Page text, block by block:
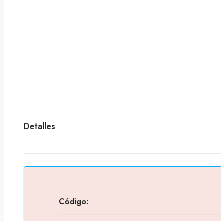
Detalles
Código: